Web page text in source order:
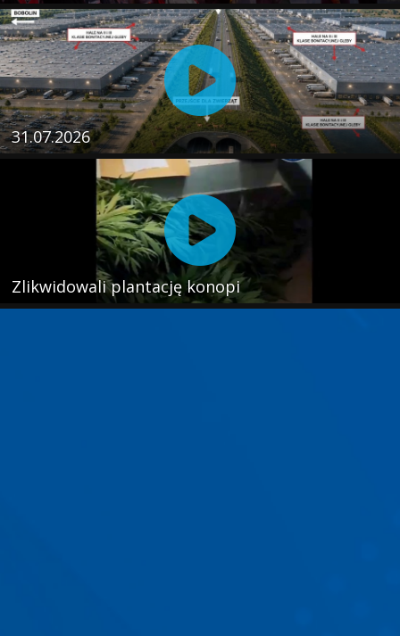
31.07.2026
Zlikwidowali plantację konopi